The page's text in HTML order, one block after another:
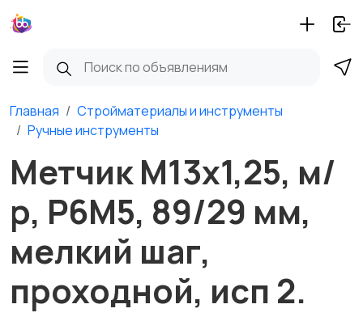
Главная
Стройматериалы и инструменты
Ручные инструменты
Метчик М13х1,25, м/
р, Р6М5, 89/29 мм,
мелкий шаг,
проходной, исп 2.